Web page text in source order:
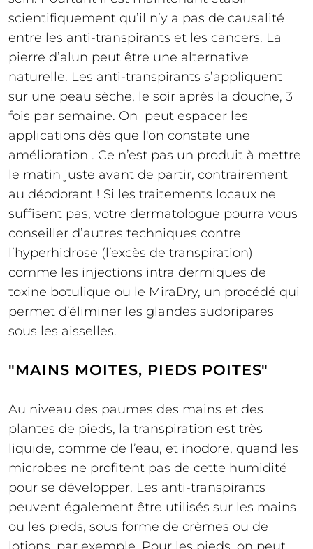
scientifiquement qu’il n’y a pas de causalité
entre les anti-transpirants et les cancers. La
pierre d’alun peut être une alternative
naturelle. Les anti-transpirants s’appliquent
sur une peau sèche, le soir après la douche, 3
fois par semaine. On peut espacer les
applications dès que l'on constate une
amélioration . Ce n’est pas un produit à mettre
le matin juste avant de partir, contrairement
au déodorant ! Si les traitements locaux ne
suffisent pas, votre dermatologue pourra vous
conseiller d’autres techniques contre
l’hyperhidrose (l’excès de transpiration)
comme les injections intra dermiques de
toxine botulique ou le MiraDry, un procédé qui
permet d’éliminer les glandes sudoripares
sous les aisselles.
"MAINS MOITES, PIEDS POITES"
Au niveau des paumes des mains et des
plantes de pieds, la transpiration est très
liquide, comme de l’eau, et inodore, quand les
microbes ne profitent pas de cette humidité
pour se développer. Les anti-transpirants
peuvent également être utilisés sur les mains
ou les pieds, sous forme de crèmes ou de